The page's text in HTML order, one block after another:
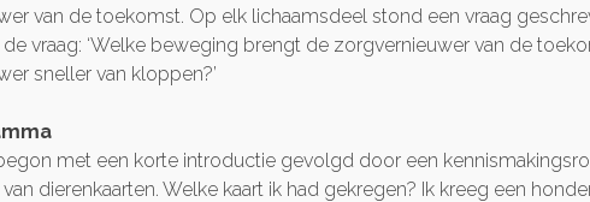
van de toekomst. Op elk lichaamsdeel stond een vraag
vraag: ‘Welke beweging brengt de zorgvernieuwer van de
sneller van kloppen?’
met een korte introductie gevolgd door een
dierenkaarten. Welke kaart ik had gekregen? Ik kreeg een